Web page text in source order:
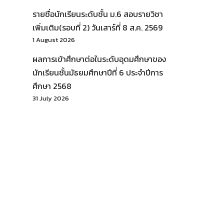
รายชื่อนักเรียนระดับชั้น ม.6 สอบรายวิชา
เพิ่มเติม(รอบที่ 2) วันเสาร์ที่ 8 ส.ค. 2569
1 August 2026
ผลการเข้าศึกษาต่อในระดับอุดมศึกษาของ
นักเรียนชั้นมัธยมศึกษาปีที่ 6 ประจำปีการ
ศึกษา 2568
31 July 2026